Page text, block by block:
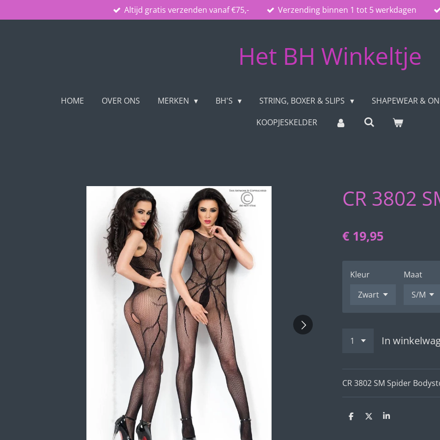
direct
Altijd gratis verzenden vanaf €75,- Verzending binnen 1 tot 5 werkdagen
Het BH Winkeltje
HOME OVER ONS MERKEN BH'S STRING, BOXER & SLIPS SHAPEWEAR &
KOOPJESKELDER
CR 3802
€ 19,95
Kleur Maat
In
CR 3802 SM Spider
D
D
S